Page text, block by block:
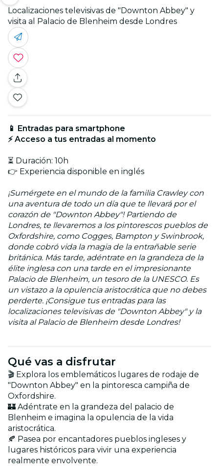
Localizaciones televisivas de "Downton Abbey" y
visita al Palacio de Blenheim desde Londres
📱 Entradas para smartphone
⚡ Acceso a tus entradas al momento
⏳ Duración: 10h
👉 Experiencia disponible en inglés
¡Sumérgete en el mundo de la familia Crawley con
una aventura de todo un día que te llevará por el
corazón de "Downton Abbey"! Partiendo de
Londres, te llevaremos a los pintorescos pueblos de
Oxfordshire, como Cogges, Bampton y Swinbrook,
donde cobró vida la magia de la entrañable serie
británica. Más tarde, adéntrate en la grandeza de la
élite inglesa con una tarde en el impresionante
Palacio de Blenheim, un tesoro de la UNESCO. Es
un vistazo a la opulencia aristocrática que no debes
perderte. ¡Consigue tus entradas para las
localizaciones televisivas de "Downton Abbey" y la
visita al Palacio de Blenheim desde Londres!
Qué vas a disfrutar
🎬 Explora los emblemáticos lugares de rodaje de
"Downton Abbey" en la pintoresca campiña de
Oxfordshire.
🏰 Adéntrate en la grandeza del palacio de
Blenheim e imagina la opulencia de la vida
aristocrática.
🍂 Pasea por encantadores pueblos ingleses y
lugares históricos para vivir una experiencia
realmente envolvente.